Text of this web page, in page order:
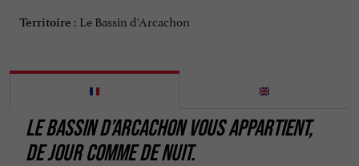
Territoire : Le Bassin d'Arcachon
LE BASSIN D’ARCACHON VOUS APPARTIENT,
DE JOUR COMME DE NUIT.